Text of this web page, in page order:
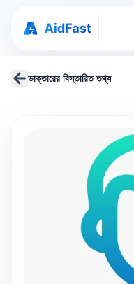
ডাক্তারের বিস্তারিত তথ্য